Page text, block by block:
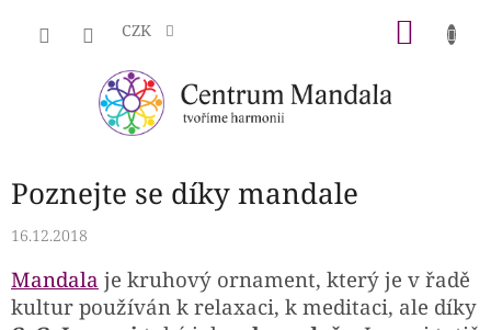
CZK
Poznejte se díky mandale
16.12.2018
Mandala je kruhový ornament, který je v řadě
kultur používán k relaxaci, k meditaci, ale díky